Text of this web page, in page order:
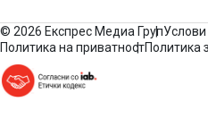
© 2026 Експрес Медиа Груп
Политика на приватностПолитика